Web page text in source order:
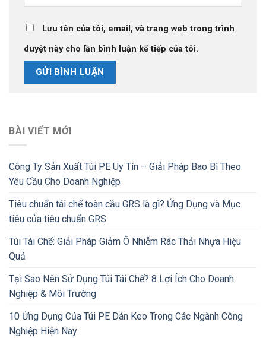
Lưu tên của tôi, email, và trang web trong trình
duyệt này cho lần bình luận kế tiếp của tôi.
BÀI VIẾT MỚI
Công Ty Sản Xuất Túi PE Uy Tín – Giải Pháp Bao Bì Theo
Yêu Cầu Cho Doanh Nghiệp
Tiêu chuẩn tái chế toàn cầu GRS là gì? Ứng Dụng và Mục
tiêu của tiêu chuẩn GRS
Túi Tái Chế: Giải Pháp Giảm Ô Nhiễm Rác Thải Nhựa Hiệu
Quả
Tại Sao Nên Sử Dụng Túi Tái Chế? 8 Lợi Ích Cho Doanh
Nghiệp & Môi Trường
10 Ứng Dụng Của Túi PE Dán Keo Trong Các Ngành Công
Nghiệp Hiện Nay